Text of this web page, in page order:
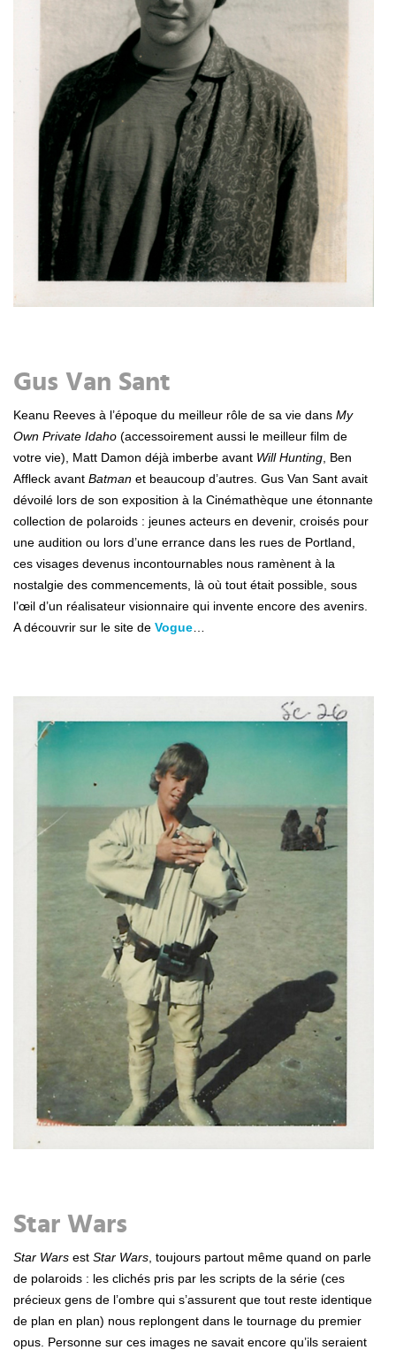
Gus Van Sant
Keanu Reeves à l’époque du meilleur rôle de sa vie dans My
Own Private Idaho (accessoirement aussi le meilleur film de
votre vie), Matt Damon déjà imberbe avant Will Hunting , Ben
Affleck avant Batman et beaucoup d’autres. Gus Van Sant avait
dévoilé lors de son exposition à la Cinémathèque une étonnante
collection de polaroids : jeunes acteurs en devenir, croisés pour
une audition ou lors d’une errance dans les rues de Portland,
ces visages devenus incontournables nous ramènent à la
nostalgie des commencements, là où tout était possible, sous
l’œil d’un réalisateur visionnaire qui invente encore des avenirs.
A découvrir sur le site de Vogue
Star Wars
Star Wars est Star Wars , toujours partout même quand on parle
de polaroids : les clichés pris par les scripts de la série (ces
précieux gens de l’ombre qui s’assurent que tout reste identique
de plan en plan) nous replongent dans le tournage du premier
opus. Personne sur ces images ne savait encore qu’ils seraient